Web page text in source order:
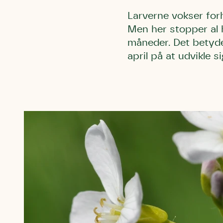
Larverne vokser
Men her stopper al
måneder. Det
april på at udvikle